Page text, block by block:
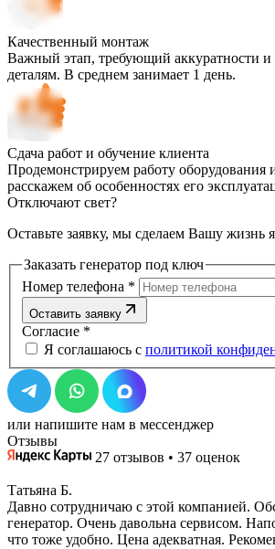
Качественный монтаж
Важный этап, требующий аккуратности
деталям. В среднем занимает 1 день.
Сдача работ и обучение клиента
Продемонстрируем работу оборудования
расскажем об особенностях его
Отключают свет?
Оставьте заявку, мы сделаем Вашу жизнь
Заказать генератор под ключ
Номер телефона *
Оставить заявку
Согласие *
Я соглашаюсь с политикой
или напишите нам в мессенджер
Отзывы
27 отзывов • 37 оценок
Татьяна Б.
Давно сотрудничаю с этой компанией.
генератор. Очень давольна сервисом.
что тоже удобно. Цена адекватная.